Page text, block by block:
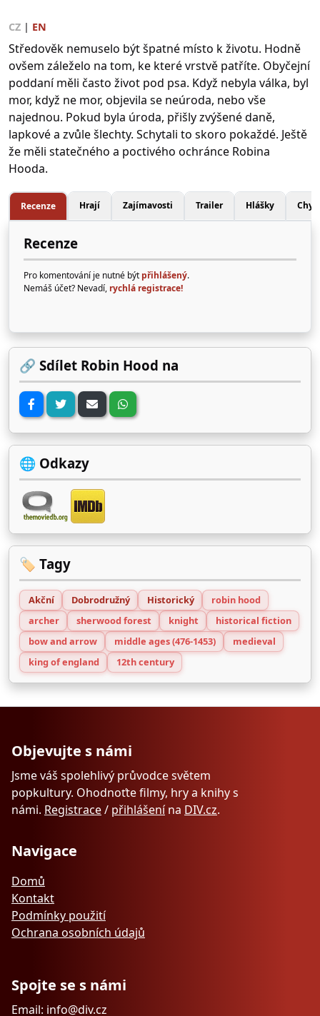
CZ | EN
Středověk nemuselo být špatné místo k životu. Hodně
ovšem záleželo na tom, ke které vrstvě patříte. Obyčejní
poddaní měli často život pod psa. Když nebyla válka, byl
mor, když ne mor, objevila se neúroda, nebo vše
najednou. Pokud byla úroda, přišly zvýšené daně,
lapkové a zvůle šlechty. Schytali to skoro pokaždé. Ještě
že měli statečného a poctivého ochránce Robina
Hooda.
Recenze Hrají Zajímavosti Trailer Hlášky
Recenze
Pro komentování je nutné být přihlášený.
Nemáš účet? Nevadí, rychlá registrace!
🔗 Sdílet Robin Hood na
🌐 Odkazy
🏷️ Tagy
Akční Dobrodružný Historický
robin hood
archer
sherwood forest knight
historical fiction
bow and arrow
middle ages (476-1453)
medieval
king of england
12th century
Objevujte s námi
Jsme váš spolehlivý průvodce světem
popkultury. Ohodnoťte filmy, hry a knihy s
námi. Registrace/ přihlášenína DIV.cz.
Navigace
Domů
Kontakt
Podmínky použití
Ochrana osobních údajů
Spojte se s námi
Email: info@div.cz